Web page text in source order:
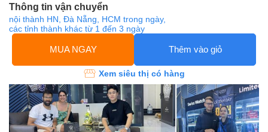
Thông tin vận chuyển
nội thành HN, Đà Nẵng, HCM trong ngày,
các tỉnh thành khác từ 1 đến 3 ngày
MUA NGAY Thêm vào giỏ
Xem siêu thị có hàng